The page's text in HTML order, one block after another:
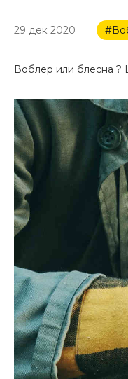
29 дек 2020
Воблер или блесна ?